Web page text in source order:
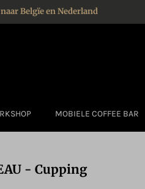
Belgïe en Nederland
MOBIELE COFFEE BAR
- Cupping